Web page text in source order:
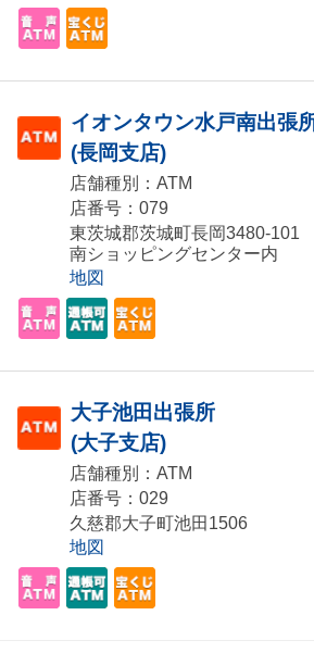
イオンタウン水戸南出張
(長岡支店)
店舗種別：ATM
店番号：079
東茨城郡茨城町長岡3480-101
南ショッピングセンター内
地図
大子池田出張所
(大子支店)
店舗種別：ATM
店番号：029
久慈郡大子町池田1506
地図